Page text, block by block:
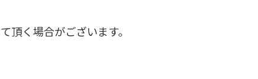
頂く場合がございます。